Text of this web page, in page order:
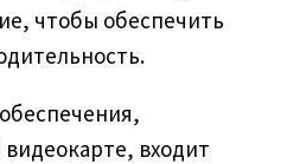
чтобы обеспечить
входит